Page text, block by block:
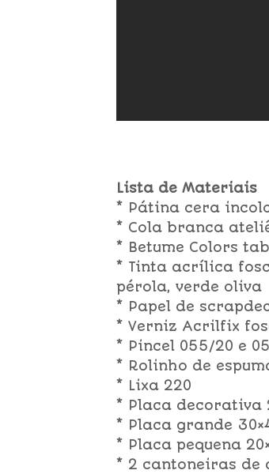
Lista de Materiais
* Pátina cera
* Cola branca
* Betume Colors
* Tinta acrílica
pérola, verde oliva
* Papel de
* Verniz Acrilfix
* Pincel 055/20 e
* Rolinho de
* Lixa 220
* Placa decorativa
* Placa grande
* Placa pequena
* 2 cantoneiras de